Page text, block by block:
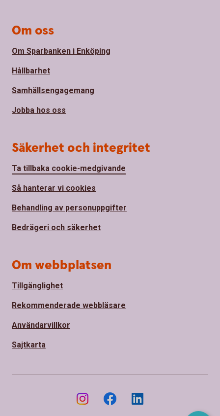
Om oss
Om Sparbanken i Enköping
Hållbarhet
Samhällsengagemang
Jobba hos oss
Säkerhet och integritet
Ta tillbaka cookie-medgivande
Så hanterar vi cookies
Behandling av personuppgifter
Bedrägeri och säkerhet
Om webbplatsen
Tillgänglighet
Rekommenderade webbläsare
Användarvillkor
Sajtkarta